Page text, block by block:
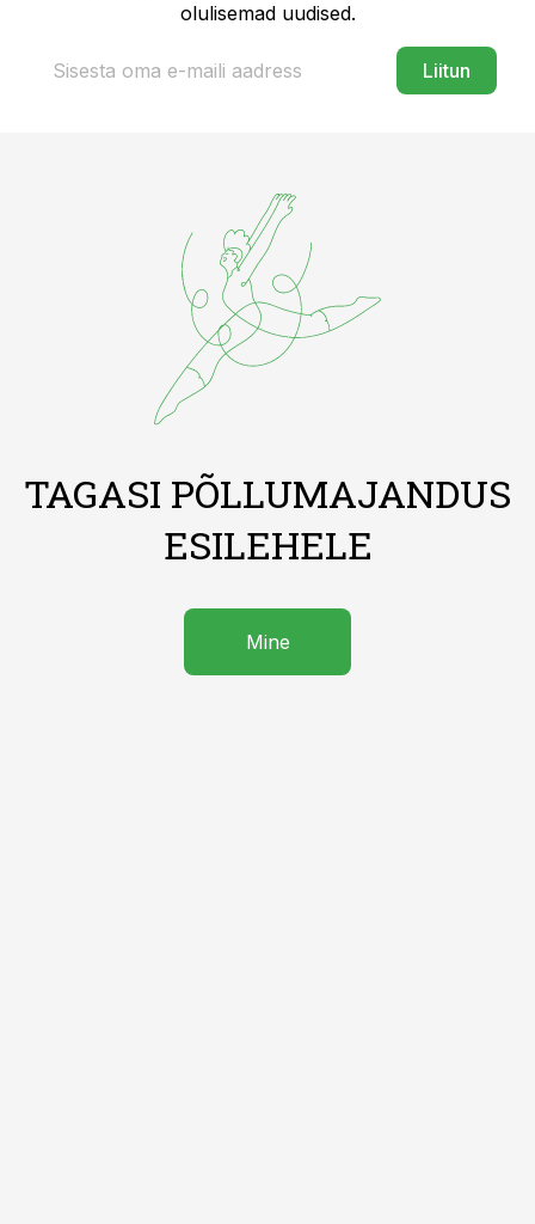
olulisemad uudised.
Liitun
TAGASI PÕLLUMAJANDUS
ESILEHELE
Mine